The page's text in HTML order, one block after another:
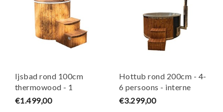
Ijsbad rond 100cm
thermowood - 1
persoon - box trap -
€1.499,00
Hottub rond 200cm - 4-
6 persoons - interne
houtkachel - Sofuro
€3.299,00